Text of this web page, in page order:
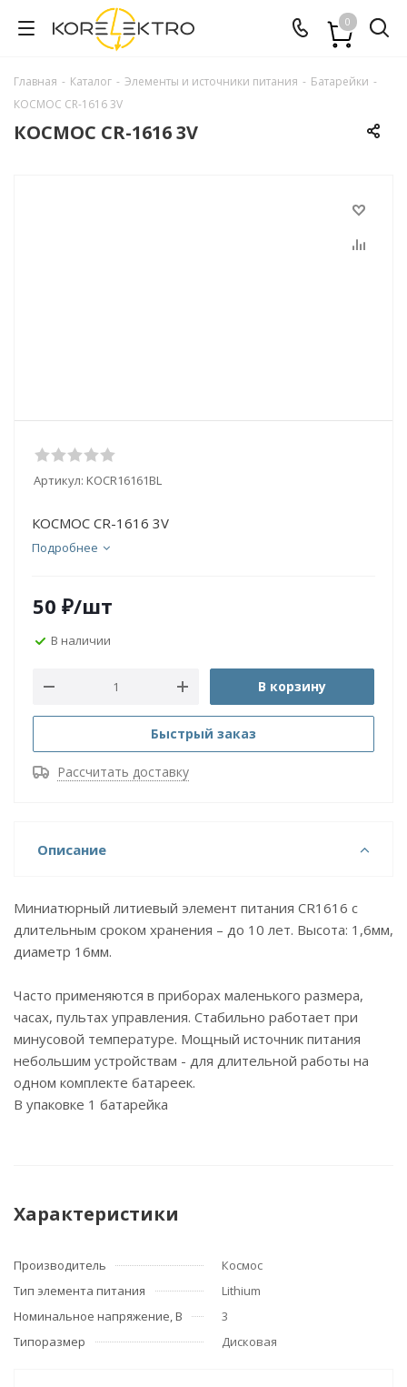
0
Главная - Каталог - Элементы и источники питания - Батарейки -
КОСМОС CR-1616 3V
КОСМОС CR-1616 3V
Артикул: KOCR16161BL
КОСМОС CR-1616 3V
Подробнее
50 ₽/шт
В наличии
В корзину
Быстрый заказ
Рассчитать доставку
Описание
Миниатюрный литиевый элемент питания СR1616 с
длительным сроком хранения – до 10 лет. Высота: 1,6мм,
диаметр 16мм.
Часто применяются в приборах маленького размера,
часах, пультах управления. Стабильно работает при
минусовой температуре. Мощный источник питания
небольшим устройствам - для длительной работы на
одном комплекте батареек.
В упаковке 1 батарейка
Характеристики
Производитель
Космос
Тип элемента питания
Lithium
Номинальное напряжение, В
3
Типоразмер
Дисковая